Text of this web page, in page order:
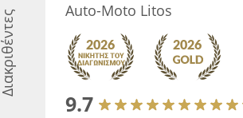
Διακριθέντες Auto-Moto Litos
9.7